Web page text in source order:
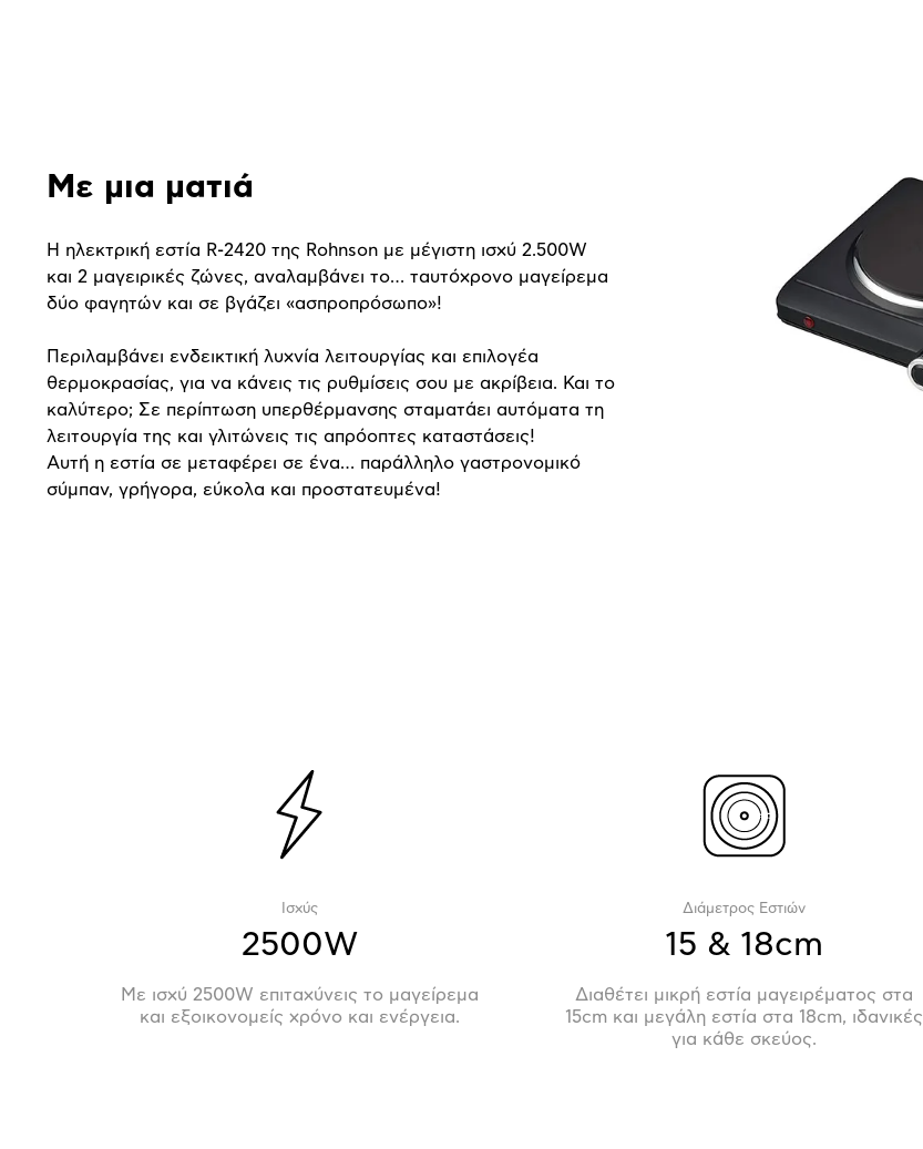
Με μια ματιά
Η ηλεκτρική εστία R-2420 της Rohnson με μέγιστη ισχύ 2.500W
και 2 μαγειρικές ζώνες, αναλαμβάνει το… ταυτόχρονο μαγείρεμα
δύο φαγητών και σε βγάζει «ασπροπρόσωπο»!
Περιλαμβάνει ενδεικτική λυχνία λειτουργίας και επιλογέα
θερμοκρασίας, για να κάνεις τις ρυθμίσεις σου με ακρίβεια. Και το
καλύτερο; Σε περίπτωση υπερθέρμανσης σταματάει αυτόματα τη
λειτουργία της και γλιτώνεις τις απρόοπτες καταστάσεις!
Αυτή η εστία σε μεταφέρει σε ένα… παράλληλο γαστρονομικό
σύμπαν, γρήγορα, εύκολα και προστατευμένα!
Ισχύς
2500W
Με ισχύ 2500W επιταχύνεις το μαγείρεμα
και εξοικονομείς χρόνο και ενέργεια.
Διάμετρος Εστιών
15 & 18cm
Διαθέτει μικρή εστία μαγειρέματος στα
15cm και μεγάλη εστία στα 18cm, ιδανικές
για κάθε σκεύος.